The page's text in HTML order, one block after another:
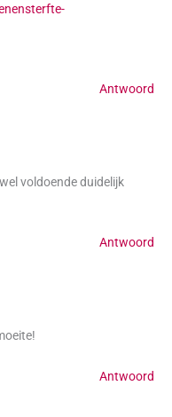
Antwoord
voldoende duidelijk
Antwoord
Antwoord